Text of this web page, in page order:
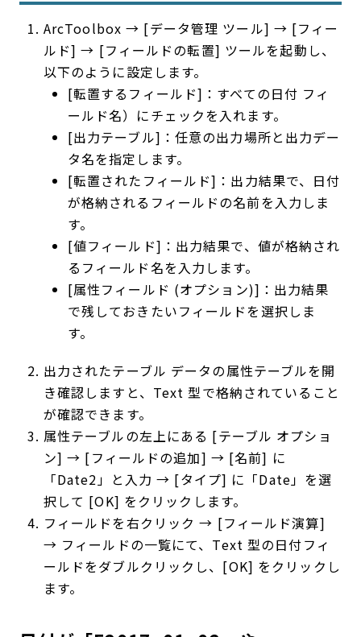
ArcToolbox → [データ管理 ツール] → [フィー
ルド] → [フィールドの転置] ツールを起動し、
以下のように設定します。
[転置するフィールド]：すべての日付 フィ
ールド名）にチェックを入れます。
[出力テーブル]：任意の出力場所と出力デー
タ名を指定します。
[転置されたフィールド]：出力結果で、日付
が格納されるフィールドの名前を入力しま
す。
[値フィールド]：出力結果で、値が格納され
るフィールド名を入力します。
[属性フィールド (オプション)]：出力結果
で残しておきたいフィールドを選択しま
す。
出力されたテーブル データの属性テーブルを開
き確認しますと、Text 型で格納されていること
が確認できます。
属性テーブルの左上にある [テーブル オプショ
ン] → [フィールドの追加] → [名前] に
「Date2」と入力 → [タイプ] に「Date」を選
択して [OK] をクリックします。
フィールドを右クリック → [フィールド演算]
→ フィールドの一覧にて、Text 型の日付フィ
ールドをダブルクリックし、[OK] をクリックし
ます。